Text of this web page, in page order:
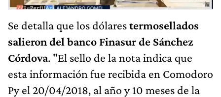
Se detalla que los dólarestermosellados
salieron del banco Finasur de Sánchez
Córdova. "El sello de la nota indica que
esta información fue recibida en Comodoro
Py el 20/04/2018, al año y 10 meses de la